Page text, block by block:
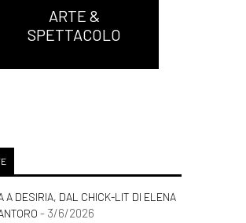
ARTE &
SPETTACOLO
A DESIRIA, DAL CHICK-LIT DI ELENA
- 3/6/2026